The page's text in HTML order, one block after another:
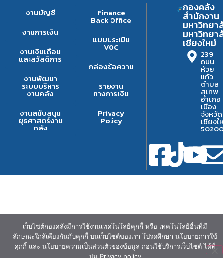
งานบัญชี
งานการเงิน
งานเงินเดือน
และสวัสดิการ
งานพัฒนา
ระบบบริหาร
งานคลัง
งานสนับสนุน
ยุธศาสตร์งาน
คลัง
Finance
Back Office
แบบประเมิน
VOC
กล่องข้อความ
รายงาน
ทางการเงิน
Privacy
Policy
กองคลัง
สำนักงาน
มหาวิทยา
มหาวิทยา
เชียงใหม่
239
ถนน
ห้วย
แก้ว
ตำบล
สุเทพ
อำเภอ
เมือง
จังหวัด
เชียงใ
50200
เว็บไซต์กองคลังมีการใช้งานเทคโนโลยีคุกกี้ หรือ เทคโนโลยีอื่นที่มี
ลักษณะใกล้เคียงกันกับคุกกี้ บนเว็บไซต์ของเรา โปรดศึกษา นโยบายการใช้
คุกกี้ และ นโยบายความเป็นส่วนตัวของข้อมูล ก่อนใช้บริการเว็บไซต์ ได้ที่
ปุ่ม Privacy policy